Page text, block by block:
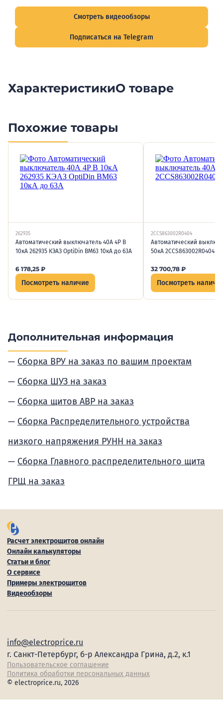
Смотреть видеообзоры
Подписаться на Telegram
ХарактеристикиО товаре
Похожие товары
262935
Автоматический выключатель 40А 4P B
10кА 262935 КЭАЗ OptiDin BM63 10кА до 63А
6 178,25 ₽
Посмотреть наличие
2CCS863002R0404
Автоматический
50кА 2CCS863002R0404
32 700,78 ₽
Посмотреть
Дополнительная информация
Сборка ВРУ на заказ по вашим проектам
Сборка ШУЗ на заказ
Сборка щитов АВР на заказ
Сборка Распределительного устройства
низкого напряжения РУНН на заказ
Сборка Главного распределительного щита
ГРЩ на заказ
Расчет электрощитов онлайн
Онлайн калькуляторы
Статьи и блог
О сервисе
Примеры электрощитов
Видеообзоры
info@electroprice.ru
г. Санкт-Петербург, б-р Александра Грина, д.2, к.1
Пользовательское соглашение
Политика обработки персональных данных
© electroprice.ru, 2026